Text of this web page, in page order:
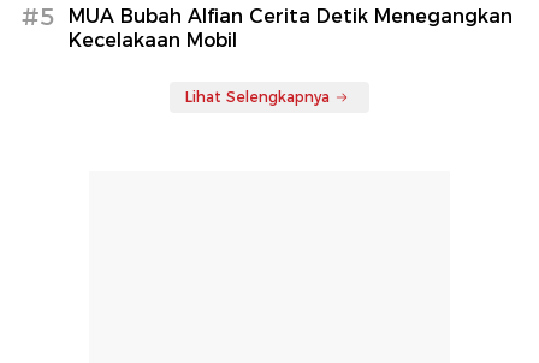
#5
MUA Bubah Alfian Cerita Detik Menegangkan
Kecelakaan Mobil
Lihat Selengkapnya